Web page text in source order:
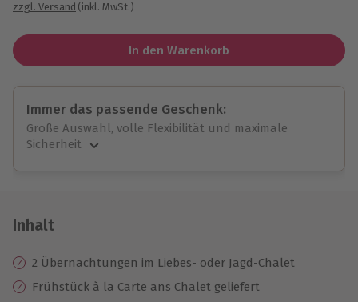
zzgl. Versand (inkl. MwSt.)
In den Warenkorb
Immer das passende Geschenk:
Große Auswahl, volle Flexibilität und maximale
Sicherheit
Jeder Gutschein für alle Erlebnisse einlösbar.
10 Jahre gültig & verlängerbar.
Inhalt
2 Übernachtungen im Liebes- oder Jagd-Chalet
Frühstück à la Carte ans Chalet geliefert